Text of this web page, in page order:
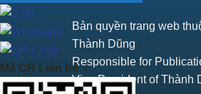
Bản quyền trang web
Thành Dũng
Responsible for
Vice President of Thành
Mã QR Liên hệ×